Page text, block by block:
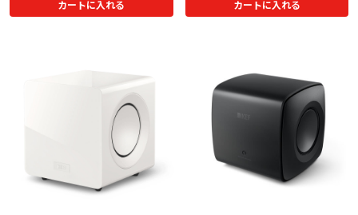
カートに入れる カートに入れる